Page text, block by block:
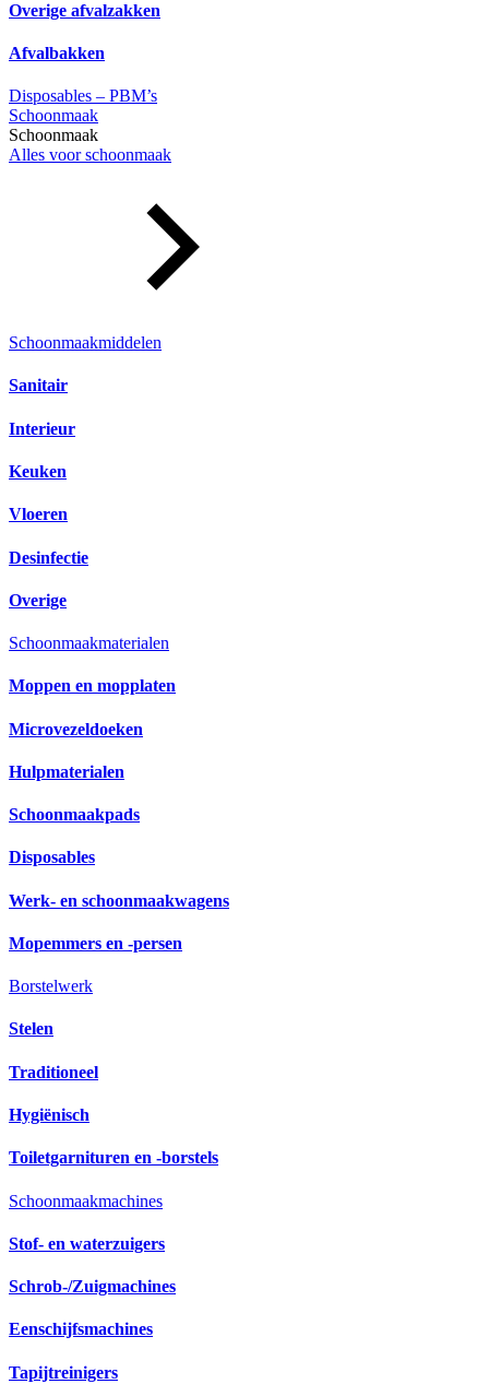
Overige afvalzakken
Afvalbakken
Disposables – PBM’s
Schoonmaak
Schoonmaak
Alles voor schoonmaak
Schoonmaakmiddelen
Sanitair
Interieur
Keuken
Vloeren
Desinfectie
Overige
Schoonmaakmaterialen
Moppen en mopplaten
Microvezeldoeken
Hulpmaterialen
Schoonmaakpads
Disposables
Werk- en schoonmaakwagens
Mopemmers en -persen
Borstelwerk
Stelen
Traditioneel
Hygiënisch
Toiletgarnituren en -borstels
Schoonmaakmachines
Stof- en waterzuigers
Schrob-/Zuigmachines
Eenschijfsmachines
Tapijtreinigers